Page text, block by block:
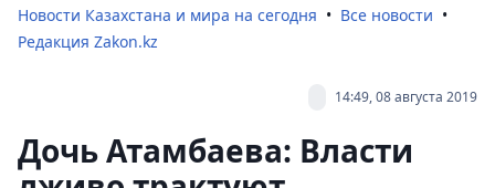
Новости Казахстана и мира на сегодня
Все новости
Редакция Zakon.kz
14:49, 08 августа 2019
Дочь Атамбаева: Власти